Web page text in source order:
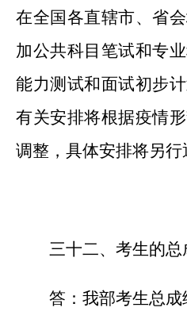
在全国各直辖市、省
加公共科目笔试和专业
能力测试和面试初步
有关安排将根据疫情
调整，具体安排将另行
三十二、考生的总
答：我部考生总成